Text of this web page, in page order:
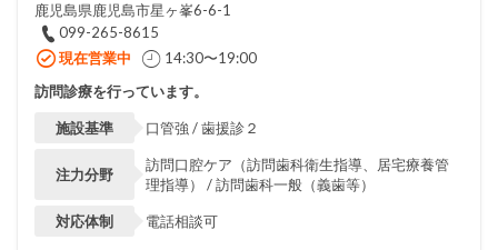
鹿児島県鹿児島市星ヶ峯6-6-1
099-265-8615
現在営業中
14:30〜19:00
訪問診療を行っています。
施設基準 口管強 / 歯援診２
注力分野
訪問口腔ケア（訪問歯科衛生指導、居宅療養管
理指導） / 訪問歯科一般（義歯等）
対応体制 電話相談可